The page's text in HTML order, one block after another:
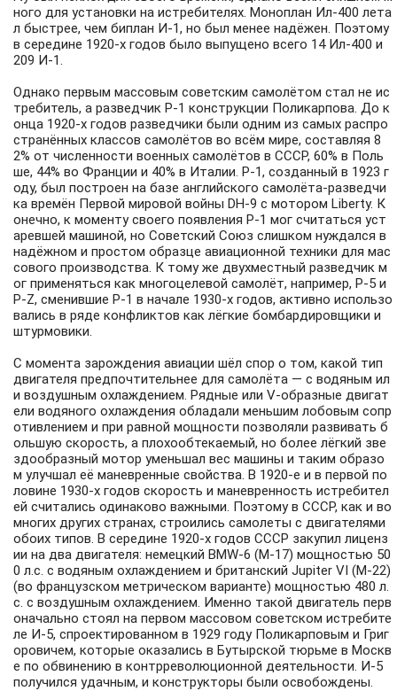
ного для установки на истребителях. Моноплан Ил-400 лета
л быстрее, чем биплан И-1, но был менее надёжен. Поэтому
в середине 1920-х годов было выпущено всего 14 Ил-400 и
209 И-1.
Однако первым массовым советским самолётом стал не ис
требитель, а разведчик Р-1 конструкции Поликарпова. До к
онца 1920-х годов разведчики были одним из самых распро
странённых классов самолётов во всём мире, составляя 8
2% от численности военных самолётов в СССР, 60% в Поль
ше, 44% во Франции и 40% в Италии. Р-1, созданный в 1923 г
оду, был построен на базе английского самолёта-разведчи
ка времён Первой мировой войны DH-9 с мотором Liberty. К
онечно, к моменту своего появления Р-1 мог считаться уст
аревшей машиной, но Советский Союз слишком нуждался в
надёжном и простом образце авиационной техники для мас
сового производства. К тому же двухместный разведчик м
ог применяться как многоцелевой самолёт, например, Р-5 и
Р-Z, сменившие Р-1 в начале 1930-х годов, активно использо
вались в ряде конфликтов как лёгкие бомбардировщики и
штурмовики.
С момента зарождения авиации шёл спор о том, какой тип
двигателя предпочтительнее для самолёта — с водяным ил
и воздушным охлаждением. Рядные или V-образные двигат
ели водяного охлаждения обладали меньшим лобовым сопр
отивлением и при равной мощности позволяли развивать б
ольшую скорость, а плохообтекаемый, но более лёгкий зве
здообразный мотор уменьшал вес машины и таким образо
м улучшал её маневренные свойства. В 1920-е и в первой по
ловине 1930-х годов скорость и маневренность истребител
ей считались одинаково важными. Поэтому в СССР, как и во
многих других странах, строились самолеты с двигателями
обоих типов. В середине 1920-х годов СССР закупил лиценз
ии на два двигателя: немецкий BMW-6 (М-17) мощностью 50
0 л.с. с водяным охлаждением и британский Jupiter VI (М-22)
(во французском метрическом варианте) мощностью 480 л.
с. с воздушным охлаждением. Именно такой двигатель перв
оначально стоял на первом массовом советском истребите
ле И-5, спроектированном в 1929 году Поликарповым и Григ
оровичем, которые оказались в Бутырской тюрьме в Москв
е по обвинению в контрреволюционной деятельности. И-5
получился удачным, и конструкторы были освобождены.